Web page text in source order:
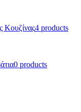
Κουζίνας4 products
0 products